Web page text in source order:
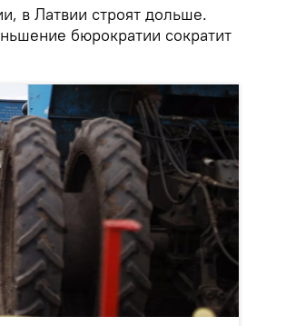
в Латвии строят дольше.
бюрократии сократит